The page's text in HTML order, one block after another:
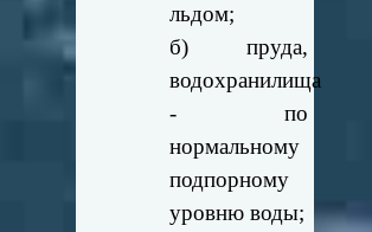
льдом;
б) пруда,
водохранилища
- по
нормальному
подпорному
уровню воды;